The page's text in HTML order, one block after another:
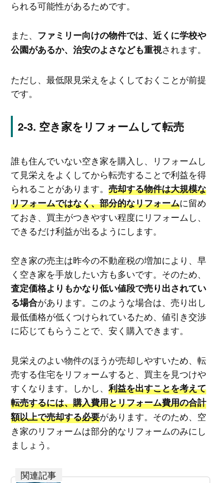
られる可能性があるためです。
また、 ファミリー向けの物件では、近くに学校や
公園があるか、治安のよさなども重視されます。
ただし、最低限見栄えをよくしておくことが前提
です。
空き家をリフォームして転売
誰も住んでいない空き家を購入し、リフォームし
て見栄えをよくしてから転売することで利益を得
られることがあります。 売却する物件は大規模な
リフォームではなく、部分的なリフォームに留め
ておき、買主がつきやすい程度にリフォームし、
できるだけ利益が出るようにします。
空き家の売主は昨今の不動産税の増加により、早
く空き家を手放したい方も多いです。そのため、
査定価格よりもかなり低い値段で売り出されてい
る場合があります。このような場合は、売り出し
最低価格が低くつけられているため、値引き交渉
に応じてもらうことで、安く購入できます。
見栄えのよい物件のほうが売却しやすいため、転
売する住宅をリフォームすると、買主を見つけや
すくなります。しかし、利益を出すことを考えて
転売するには、購入費用とリフォーム費用の合計
額以上で売却する必要があります。そのため、空
き家のリフォームは部分的なリフォームのみにし
ましょう。